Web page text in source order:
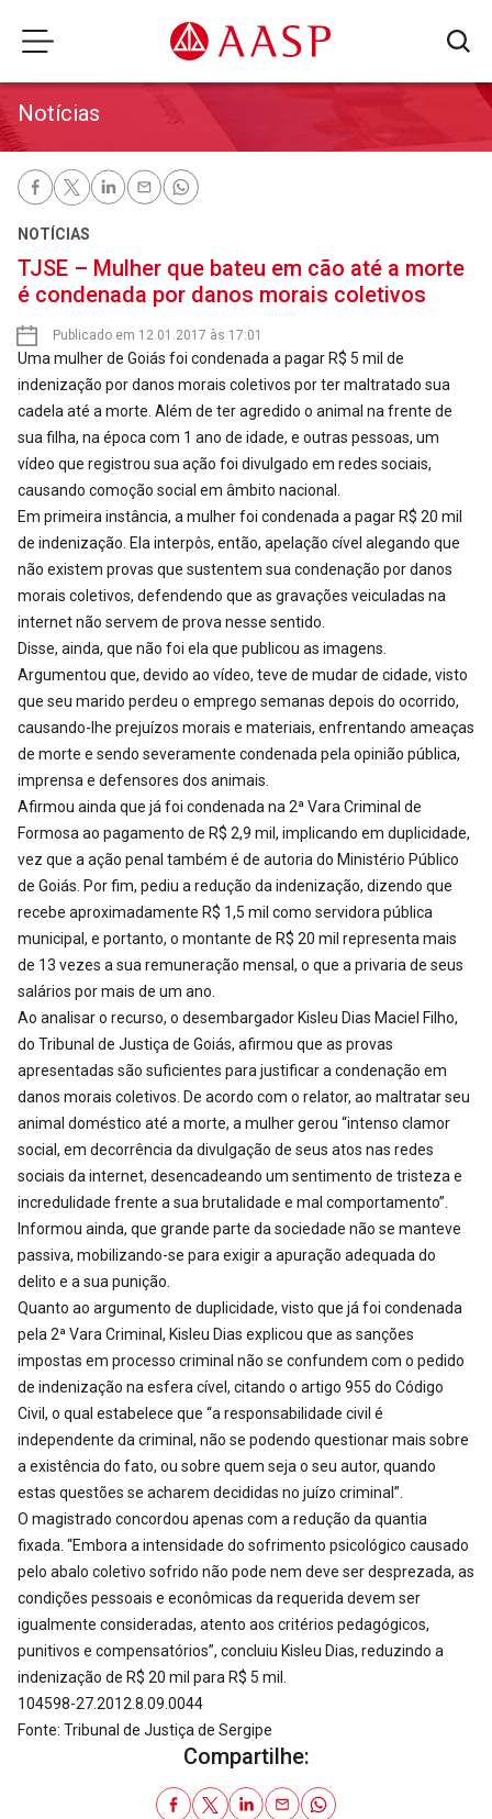
Notícias
NOTÍCIAS
TJSE – Mulher que bateu em cão até a morte
é condenada por danos morais coletivos
Publicado em 12.01.2017 às 17:01
Uma mulher de Goiás foi condenada a pagar R$ 5 mil de
indenização por danos morais coletivos por ter maltratado sua
cadela até a morte. Além de ter agredido o animal na frente de
sua filha, na época com 1 ano de idade, e outras pessoas, um
vídeo que registrou sua ação foi divulgado em redes sociais,
causando comoção social em âmbito nacional.
Em primeira instância, a mulher foi condenada a pagar R$ 20 mil
de indenização. Ela interpôs, então, apelação cível alegando que
não existem provas que sustentem sua condenação por danos
morais coletivos, defendendo que as gravações veiculadas na
internet não servem de prova nesse sentido.
Disse, ainda, que não foi ela que publicou as imagens.
Argumentou que, devido ao vídeo, teve de mudar de cidade, visto
que seu marido perdeu o emprego semanas depois do ocorrido,
causando-lhe prejuízos morais e materiais, enfrentando ameaças
de morte e sendo severamente condenada pela opinião pública,
imprensa e defensores dos animais.
Afirmou ainda que já foi condenada na 2ª Vara Criminal de
Formosa ao pagamento de R$ 2,9 mil, implicando em duplicidade,
vez que a ação penal também é de autoria do Ministério Público
de Goiás. Por fim, pediu a redução da indenização, dizendo que
recebe aproximadamente R$ 1,5 mil como servidora pública
municipal, e portanto, o montante de R$ 20 mil representa mais
de 13 vezes a sua remuneração mensal, o que a privaria de seus
salários por mais de um ano.
Ao analisar o recurso, o desembargador Kisleu Dias Maciel Filho,
do Tribunal de Justiça de Goiás, afirmou que as provas
apresentadas são suficientes para justificar a condenação em
danos morais coletivos. De acordo com o relator, ao maltratar seu
animal doméstico até a morte, a mulher gerou “intenso clamor
social, em decorrência da divulgação de seus atos nas redes
sociais da internet, desencadeando um sentimento de tristeza e
incredulidade frente a sua brutalidade e mal comportamento”.
Informou ainda, que grande parte da sociedade não se manteve
passiva, mobilizando-se para exigir a apuração adequada do
delito e a sua punição.
Quanto ao argumento de duplicidade, visto que já foi condenada
pela 2ª Vara Criminal, Kisleu Dias explicou que as sanções
impostas em processo criminal não se confundem com o pedido
de indenização na esfera cível, citando o artigo 955 do Código
Civil, o qual estabelece que “a responsabilidade civil é
independente da criminal, não se podendo questionar mais sobre
a existência do fato, ou sobre quem seja o seu autor, quando
estas questões se acharem decididas no juízo criminal”.
O magistrado concordou apenas com a redução da quantia
fixada. “Embora a intensidade do sofrimento psicológico causado
pelo abalo coletivo sofrido não pode nem deve ser desprezada, as
condições pessoais e econômicas da requerida devem ser
igualmente consideradas, atento aos critérios pedagógicos,
punitivos e compensatórios”, concluiu Kisleu Dias, reduzindo a
indenização de R$ 20 mil para R$ 5 mil.
104598-27.2012.8.09.0044
Fonte: Tribunal de Justiça de Sergipe
Compartilhe: